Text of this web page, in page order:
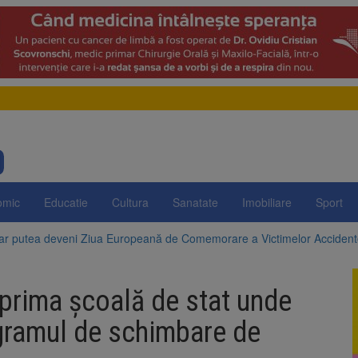
Educatie Cultura Sanatate Imobiliare Sport
putea deveni Ziua Europeană de Comemorare a Victimelor
la apelul pentru reducerea consumului de energie. Nivelul
pentru Iluminat cere reducerea luminii pe timpul nopții, nu
școală de stat unde
de schimbare de